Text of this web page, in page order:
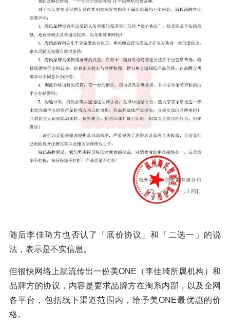
随后李佳琦方也否认了「底价协议」和「二选一」的说
法，表示是不实信息。
但很快网络上就流传出一份美ONE（李佳琦所属机构）和
品牌方的协议，内容是要求品牌方在淘系内部，以及全网
各平台，包括线下渠道范围内，给予美ONE最优惠的价
格。